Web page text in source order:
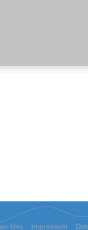
Uns Impressum